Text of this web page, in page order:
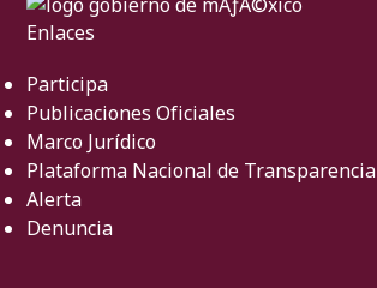
Enlaces
Participa
Publicaciones Oficiales
Marco Jurídico
Plataforma Nacional de Transparencia
Alerta
Denuncia